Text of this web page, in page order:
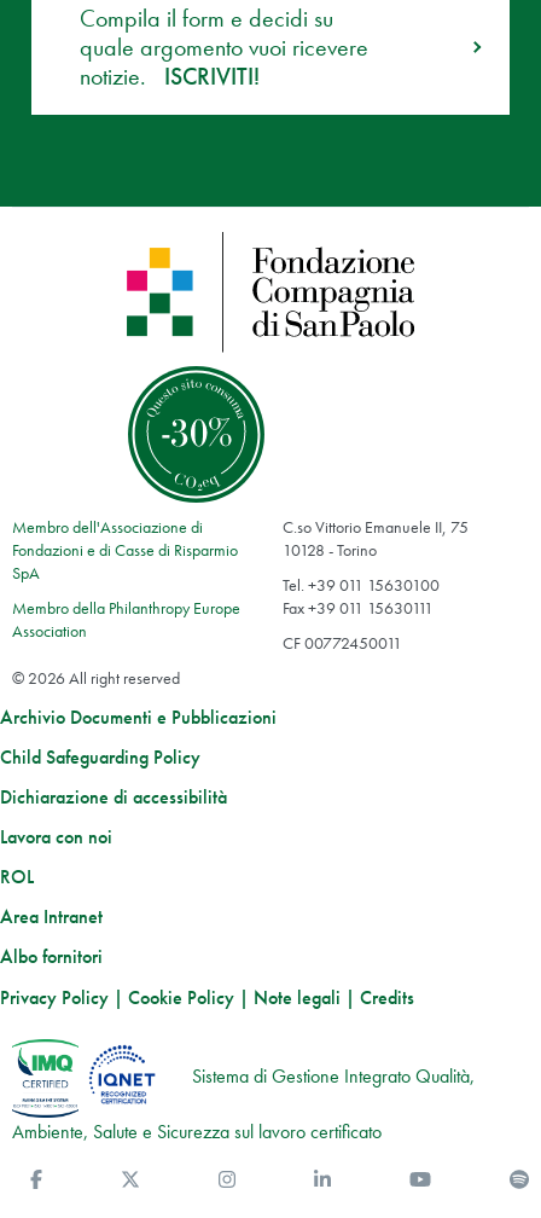
Compila il form e decidi su
quale argomento vuoi ricevere
notizie.
ISCRIVITI!
Membro dell'Associazione di
Fondazioni e di Casse di Risparmio
SpA
Membro della Philanthropy Europe
Association
C.so Vittorio Emanuele II, 75
10128 - Torino
Tel. +39 011 15630100
Fax +39 011 15630111
CF 00772450011
© 2026 All right reserved
Archivio Documenti e Pubblicazioni
Child Safeguarding Policy
Dichiarazione di accessibilità
Lavora con noi
ROL
Area Intranet
Albo fornitori
Privacy Policy | Cookie Policy | Note legali | Credits
Sistema di Gestione Integrato Qualità,
Ambiente, Salute e Sicurezza sul lavoro certificato
You Tube